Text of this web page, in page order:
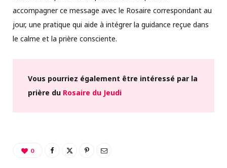
accompagner ce message avec le Rosaire correspondant au
jour, une pratique qui aide à intégrer la guidance reçue dans
le calme et la prière consciente.
Vous pourriez également être intéressé par la
prière du Rosaire du Jeudi
0